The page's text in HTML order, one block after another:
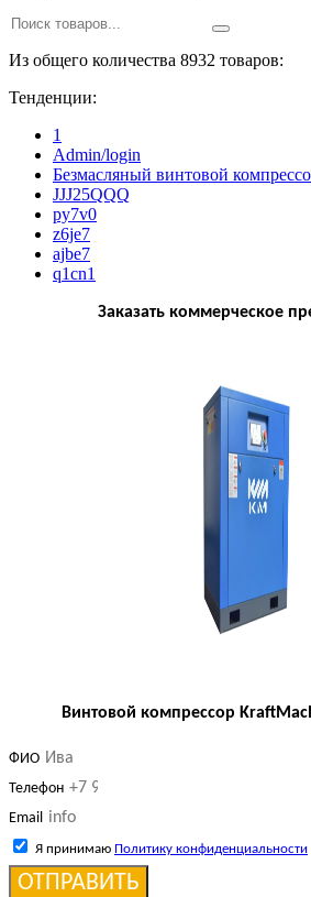
Из общего количества 8932 товаров:
Тенденции:
1
Admin/login
Безмасляный винтовой
JJJ25QQQ
py7v0
z6je7
ajbe7
q1cn1
Заказать коммерческое
Винтовой компрессор
ФИО
Телефон
Email
Я принимаю Политику конфиденциальности
ОТПРАВИТЬ